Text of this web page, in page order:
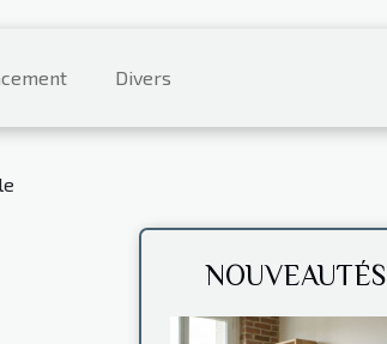
Divers
NOUVEAUTÉS